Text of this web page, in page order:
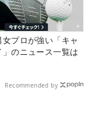
プロが強い「キャ
」のニュース一覧は
Recommended by